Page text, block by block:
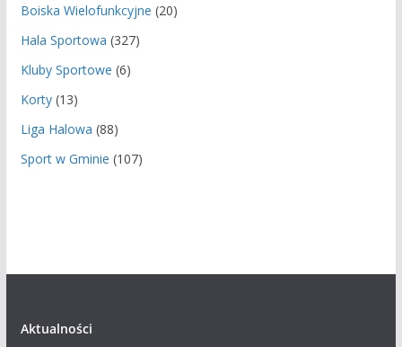
Boiska Wielofunkcyjne (20)
Hala Sportowa (327)
Kluby Sportowe (6)
Korty(13)
Liga Halowa (88)
Sport w Gminie (107)
Aktualności